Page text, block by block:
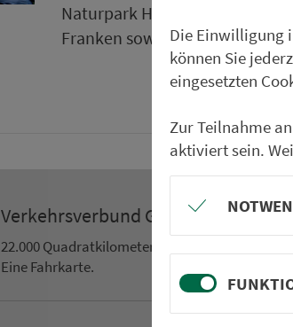
Naturpark Haßberge und im
Franken sowie ein neuer
Ver­kehrs­ver­bund Groß­raum
22.000 Qua­drat­ki­lo­me­ter. 130
Eine Fahr­kar­te.
Die Einwilligung
können Sie
eingesetzten
Zur Teilnahme
aktiviert sein.